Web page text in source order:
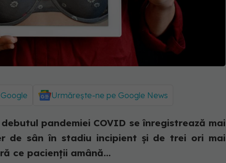
Urmărește-ne pe Google News
pandemiei COVID se înregistrează mai
de sân în stadiu incipient și de trei ori mai
ce pacienții amână...